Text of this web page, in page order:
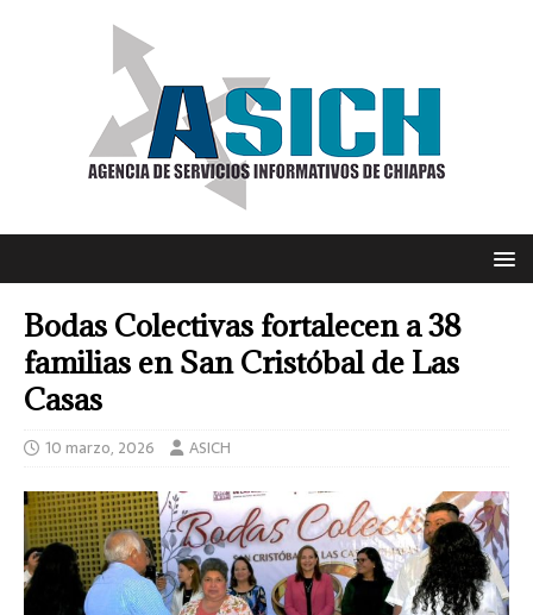
Bodas Colectivas fortalecen a 38
familias en San Cristóbal de Las
Casas
10 marzo, 2026 ASICH